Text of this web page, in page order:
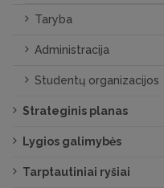
Taryba
Administracija
Studentų organizacijos
Strateginis planas
Lygios galimybės
Tarptautiniai ryšiai